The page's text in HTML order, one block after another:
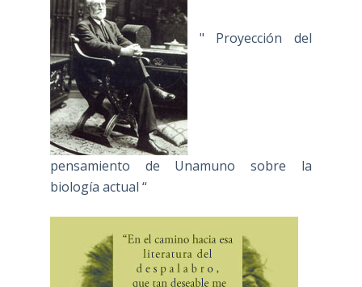
" Proyección del
pensamiento de Unamuno sobre la
biología actual “